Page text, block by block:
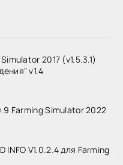
2017 (v1.5.3.1)
v1.4
Farming Simulator 2022
INFO V1.0.2.4 для Farming